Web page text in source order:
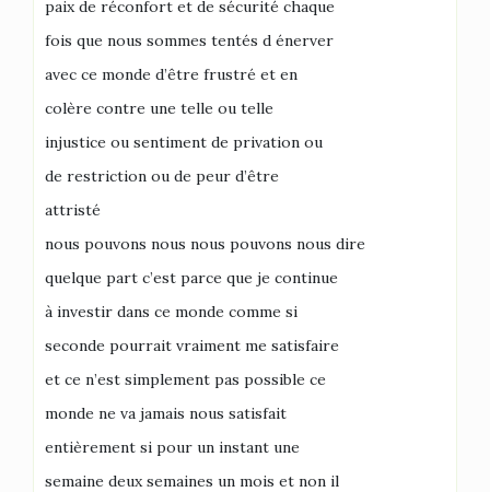
paix de réconfort et de sécurité chaque
fois que nous sommes tentés d énerver
avec ce monde d’être frustré et en
colère contre une telle ou telle
injustice ou sentiment de privation ou
de restriction ou de peur d’être
attristé
nous pouvons nous nous pouvons nous dire
quelque part c’est parce que je continue
à investir dans ce monde comme si
seconde pourrait vraiment me satisfaire
et ce n’est simplement pas possible ce
monde ne va jamais nous satisfait
entièrement si pour un instant une
semaine deux semaines un mois et non il